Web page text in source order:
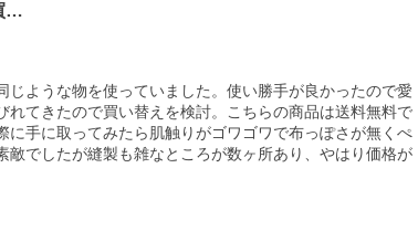
…
ような物を使っていました。使い勝手が良かったので愛
れてきたので買い替えを検討。こちらの商品は送料無料で
手に取ってみたら肌触りがゴワゴワで布っぽさが無くぺ
敵でしたが縫製も雑なところが数ヶ所あり、やはり価格が